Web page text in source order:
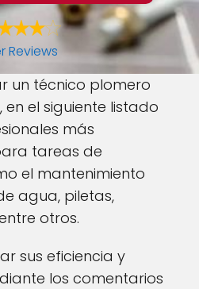
Reviews
un técnico plomero
el siguiente listado
más
tareas de
el mantenimiento
agua, piletas,
otros.
sus eficiencia y
los comentarios